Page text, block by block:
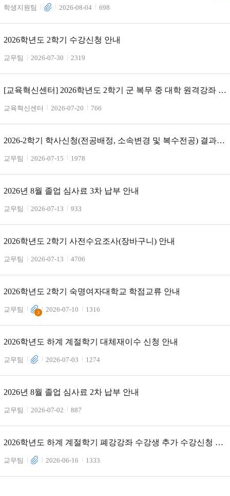
및 복학, 자퇴 안내
학생지원팀 2026-08-04 698
2026학년도 2학기 수강신청 안내
교무팀 2026-07-30 2319
[교육혁신센터] 2026학년도 2학기 군 복무 중 대학 원격강좌 학
점취득 수강 안내
교육혁신센터 2026-07-20 766
2026-2학기 학사신청(전공배정, 소속변경 및 복수전공) 결과
안내
교무팀 2026-07-15 1978
2026년 8월 졸업 심사료 3차 납부 안내
교무팀 2026-07-13 933
2026학년도 2학기 사전수요조사(장바구니) 안내
교무팀 2026-07-13 4706
2026학년도 2학기 숙명여자대학교 학점교류 안내
교무팀 3 2026-07-10 1316
2026학년도 하계 계절학기 대체재이수 신청 안내
교무팀 2026-07-03 1274
2026년 8월 졸업 심사료 2차 납부 안내
교무팀 2026-07-02 887
2026학년도 하계 계절학기 폐강강좌 수강생 추가 수강신청 안
내
교무팀 2026-06-16 1333